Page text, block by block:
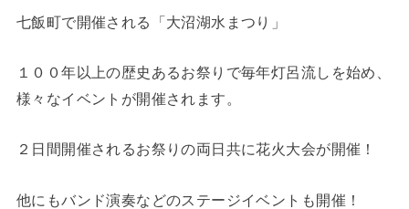
七飯町で開催される「大沼湖水まつり」
１００年以上の歴史あるお祭りで毎年灯呂流しを始め、
様々なイベントが開催されます。
２日間開催されるお祭りの両日共に花火大会が開催！
他にもバンド演奏などのステージイベントも開催！